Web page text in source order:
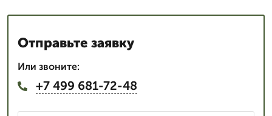
Отправьте заявку
Или звоните:
+7 499 681-72-48